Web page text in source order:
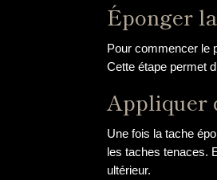
Éponger
Pour commencer le
Cette étape permet
Appliquer
Une fois la tache
les taches tenaces.
ultérieur.